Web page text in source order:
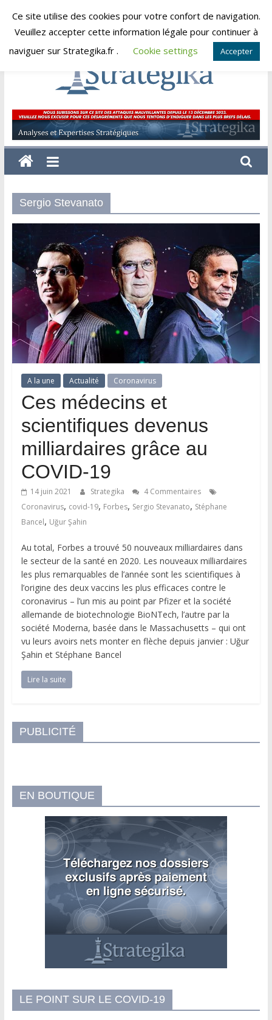
Skip
vendredi, août 7, 2026
Strategika
Expertise
et
Analyses
Sergio Stevanato
A la une Actualité Coronavirus
Ces médecins et
scientifiques devenus
milliardaires grâce au
COVID-19
14 juin 2021 Strategika
4 Commentaires
Coronavirus, covid-19, Forbes, Sergio Stevanato, Stéphane
Bancel, Uğur Şahin
Au total, Forbes a trouvé 50 nouveaux milliardaires dans
le secteur de la santé en 2020. Les nouveaux milliardaires
les plus remarquables de l’année sont les scientifiques à
l’origine des deux vaccins les plus efficaces contre le
coronavirus – l’un mis au point par Pfizer et la société
allemande de biotechnologie BioNTech, l’autre par la
société Moderna, basée dans le Massachusetts – qui ont
vu leurs avoirs nets monter en flèche depuis janvier : Uğur
Şahin et Stéphane Bancel
Lire la suite
PUBLICITÉ
EN BOUTIQUE
LE POINT SUR LE COVID-19
Ce site utilise des cookies pour votre confort de navigation.
Veuillez accepter cette information légale pour continuer à
naviguer sur Strategika.fr .
Cookie settings Accepter